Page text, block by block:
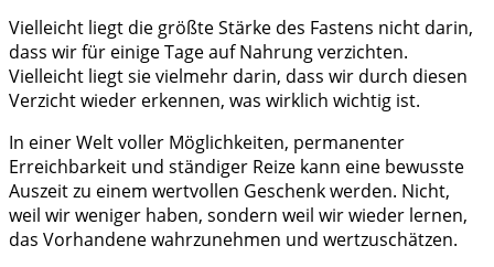
Vielleicht liegt die größte Stärke des Fastens nicht darin,
dass wir für einige Tage auf Nahrung verzichten.
Vielleicht liegt sie vielmehr darin, dass wir durch diesen
Verzicht wieder erkennen, was wirklich wichtig ist.
In einer Welt voller Möglichkeiten, permanenter
Erreichbarkeit und ständiger Reize kann eine bewusste
Auszeit zu einem wertvollen Geschenk werden. Nicht,
weil wir weniger haben, sondern weil wir wieder lernen,
das Vorhandene wahrzunehmen und wertzuschätzen.